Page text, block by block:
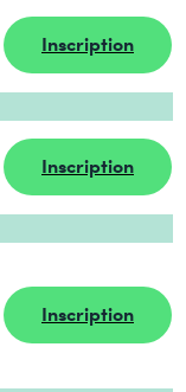
Inscription
Inscription
Inscription